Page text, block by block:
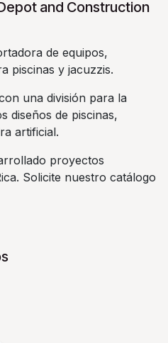
and Construction
de equipos,
piscinas y jacuzzis.
una división para la
diseños de piscinas,
artificial.
proyectos
Solicite nuestro catálogo